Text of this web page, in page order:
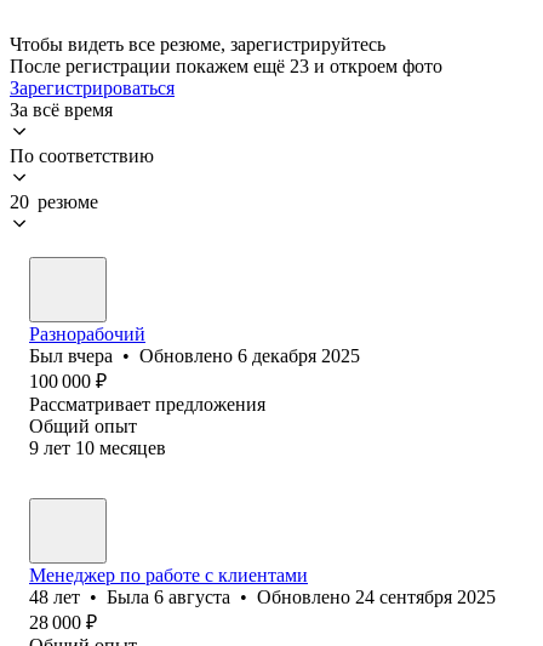
Чтобы видеть все резюме, зарегистрируйтесь
После регистрации покажем ещё 23 и откроем фото
Зарегистрироваться
За всё время
По соответствию
20 резюме
Разнорабочий
Был вчера • Обновлено 6 декабря 2025
100 000 ₽
Рассматривает предложения
Общий опыт
9 лет 10 месяцев
Менеджер по работе с клиентами
48 лет • Была 6 августа • Обновлено 24 сентября 2025
28 000 ₽